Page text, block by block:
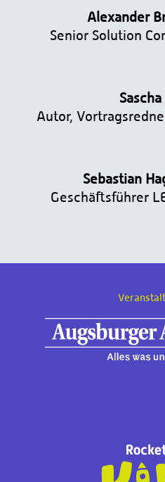
Alexander
Senior Solution
Autor,
Sebastian
Geschäftsführer